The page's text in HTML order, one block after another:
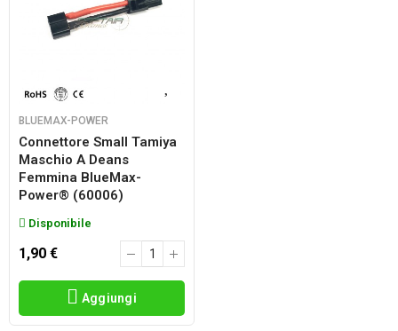
BLUEMAX-POWER
Connettore Small Tamiya
Maschio A Deans
Femmina BlueMax-
Power® (60006)
Disponibile
1,90 €
Aggiungi